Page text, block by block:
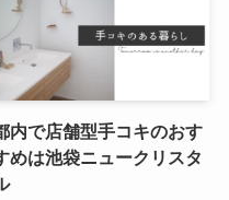
内で店舗型手コキのおす
めは池袋ニュークリスタ